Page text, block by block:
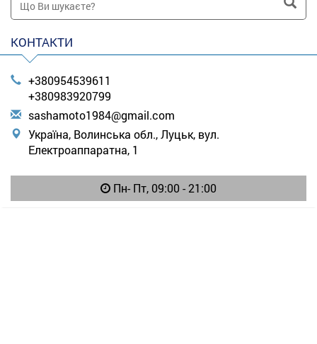
КОНТАКТИ
+380954539611
+380983920799
sashamoto1984@gmail.com
Україна, Волинська обл., Луцьк, вул.
Електроаппаратна, 1
Пн- Пт, 09:00 - 21:00